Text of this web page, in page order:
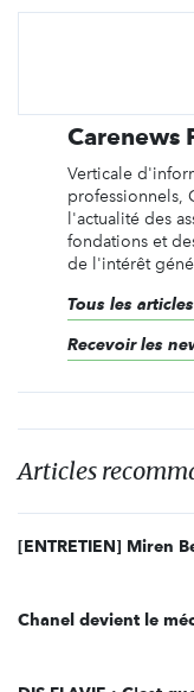
Carenews
Verticale
professionnels,
l'actualité des
fondations et
de l'intérêt
Tous les
Recevoir les
Articles
Chanel devient le